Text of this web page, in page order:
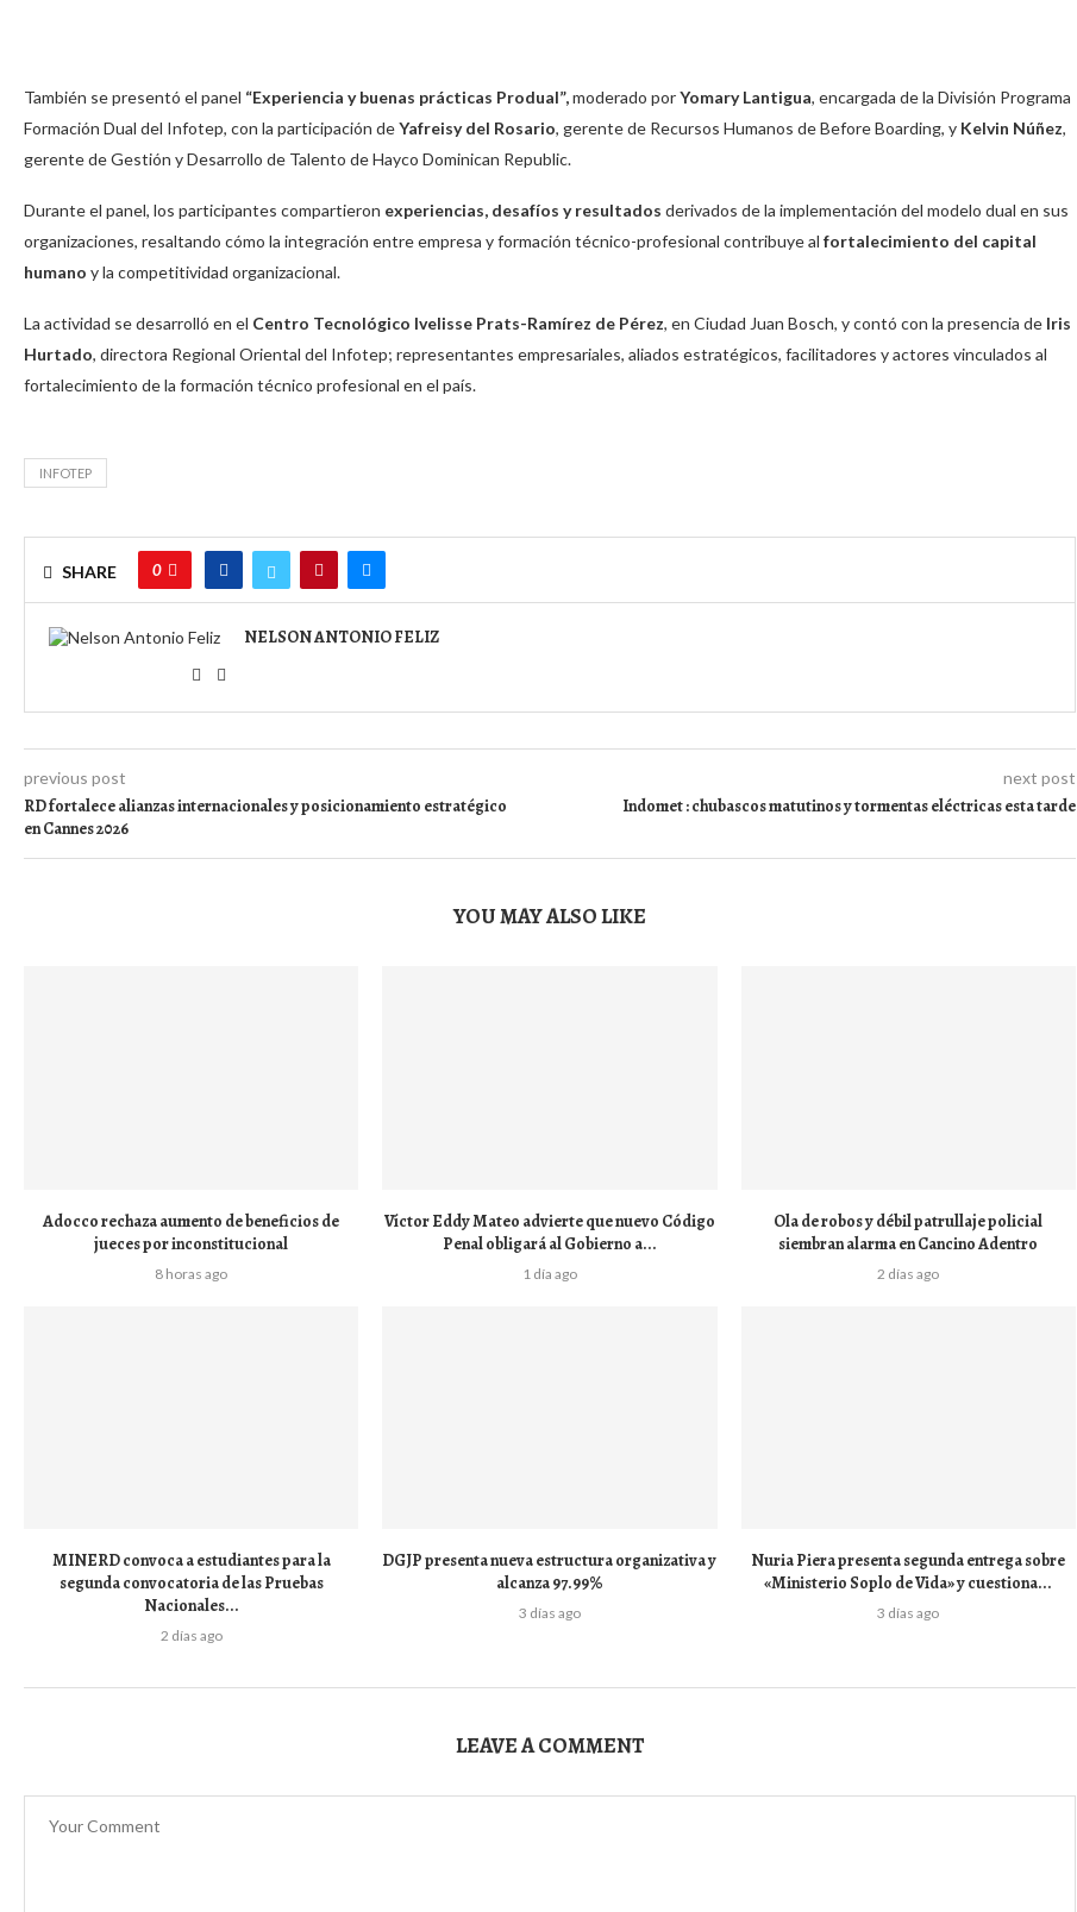
También se presentó el panel “Experiencia y buenas prácticas Produal”,moderado porYomary Lantigua, encargada de la División Programa
Formación Dual del Infotep, con la participación deYafreisy del Rosario, gerente de Recursos Humanos de Before Boarding, y Kelvin Núñez,
gerente de Gestión y Desarrollo de Talento de Hayco Dominican Republic.
Durante el panel, los participantes compartieron experiencias, desafíos y resultados derivados de la implementación del modelo dual en sus
organizaciones, resaltando cómo la integración entre empresa y formación técnico-profesional contribuye al fortalecimiento del capital
humano y la competitividad organizacional.
La actividad se desarrolló en el Centro Tecnológico Ivelisse Prats-Ramírez de Pérez, en Ciudad Juan Bosch, y contó con la presencia de Iris
Hurtado, directora Regional Oriental del Infotep; representantes empresariales, aliados estratégicos, facilitadores y actores vinculados al
fortalecimiento de la formación técnico profesional en el país.
INFOTEP
SHARE 0
NELSON ANTONIO FELIZ
previous post
RD fortalece alianzas internacionales y posicionamiento estratégico
en Cannes 2026
next post
Indomet : chubascos matutinos y tormentas eléctricas esta tarde
YOU MAY ALSO LIKE
Adocco rechaza aumento de beneficios de
jueces por inconstitucional
8 horas ago
Víctor Eddy Mateo advierte que nuevo Código
Penal obligará al Gobierno a...
1 día ago
Ola de robos y débil patrullaje policial
siembran alarma en Cancino Adentro
2 días ago
MINERD convoca a estudiantes para la
segunda convocatoria de las Pruebas
Nacionales...
2 días ago
DGJP presenta nueva estructura organizativa y
alcanza 97.99%
3 días ago
Nuria Piera presenta segunda entrega sobre
«Ministerio Soplo de Vida» y cuestiona...
3 días ago
LEAVE A COMMENT